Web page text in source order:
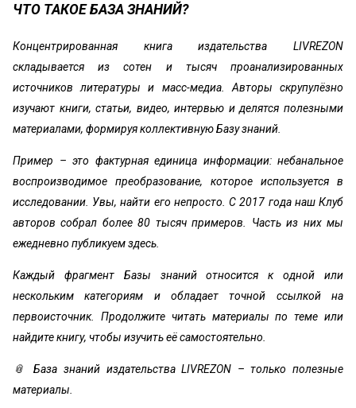
ЧТО ТАКОЕ БАЗА ЗНАНИЙ?
Концентрированная книга издательства LIVREZON
складывается из сотен и тысяч проанализированных
источников литературы и масс-медиа. Авторы скрупулёзно
изучают книги, статьи, видео, интервью и делятся полезными
материалами, формируя коллективную Базу знаний.
Пример – это фактурная единица информации: небанальное
воспроизводимое преобразование, которое используется в
исследовании. Увы, найти его непросто. С 2017 года наш Клуб
авторов собрал более 80 тысяч примеров. Часть из них мы
ежедневно публикуем здесь.
Каждый фрагмент Базы знаний относится к одной или
нескольким категориям и обладает точной ссылкой на
первоисточник. Продолжите читать материалы по теме или
найдите книгу, чтобы изучить её самостоятельно.
📎 База знаний издательства LIVREZON – только полезные
материалы.